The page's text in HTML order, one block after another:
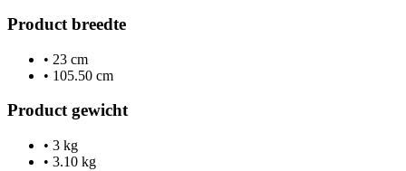
Product breedte
• 23 cm
• 105.50 cm
Product gewicht
• 3 kg
• 3.10 kg